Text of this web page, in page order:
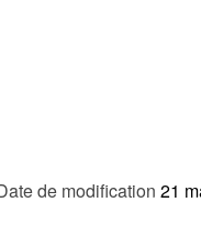
de modification 21